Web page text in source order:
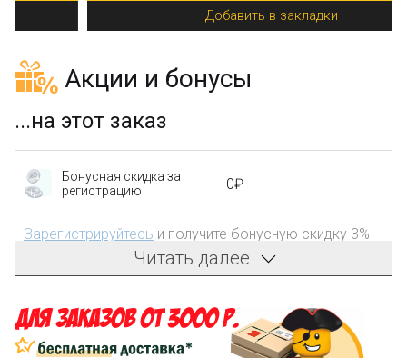
Добавить в закладки
Акции и бонусы
...на этот заказ
Бонусная скидка за
регистрацию
0₽
Зарегистрируйтесь и получите бонусную скидку 3%
на первый заказ!
затрат на доставку
Сделайте заказ на сумму не менее 3 000₽, оплатите
Читать далее